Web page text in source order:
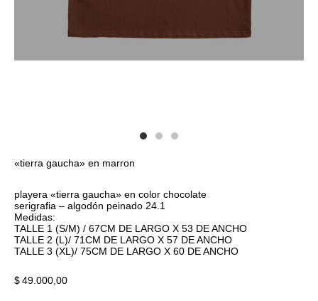
«tierra gaucha» en marron
playera «tierra gaucha» en color chocolate
serigrafia – algodón peinado 24.1
Medidas:
TALLE 1 (S/M) / 67CM DE LARGO X 53 DE ANCHO
TALLE 2 (L)/ 71CM DE LARGO X 57 DE ANCHO
TALLE 3 (XL)/ 75CM DE LARGO X 60 DE ANCHO
$49.000,00